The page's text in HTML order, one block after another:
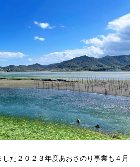
た２０２３年度あおさのり事業も４月